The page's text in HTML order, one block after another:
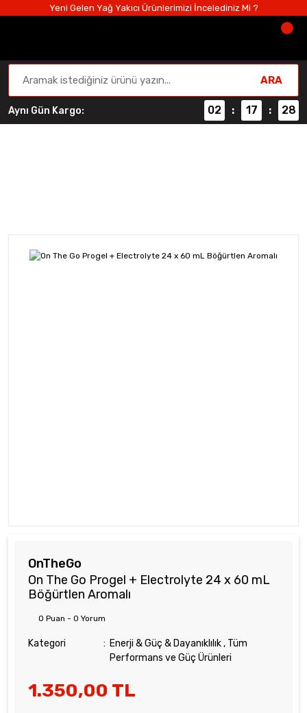
Yeni Gelen Yağ Yakıcı Ürünlerimizi İncelediniz Mi ?
ARA
Aynı Gün Kargo: 02 : 17 : 27
OnTheGo
On The Go Progel + Electrolyte 24 x 60 mL
Böğürtlen Aromalı
0 Puan - 0 Yorum
Kategori Enerji & Güç & Dayanıklılık, Tüm
Performans ve Güç Ürünleri
1.350,00 TL